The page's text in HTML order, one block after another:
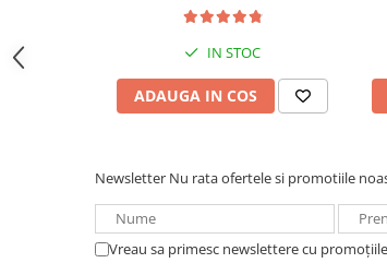
SLA AGM (Sealed Lead Acid)
Deep Cycle - Tractiune/Semi-
Sisteme de management (BMS)
Redresoare, incarcatoare si testere
IN STOC
ADAUGA IN COS
Newsletter Nu rata ofertele si promotiile
Vreau sa primesc newslettere cu